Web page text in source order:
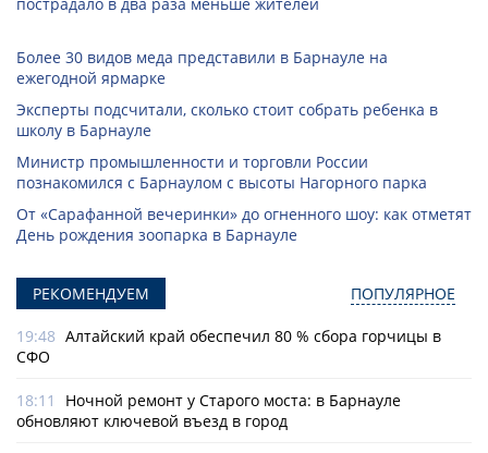
Более 30 видов меда представили в Барнауле на
ежегодной ярмарке
Эксперты подсчитали, сколько стоит собрать ребенка в
школу в Барнауле
Министр промышленности и торговли России
познакомился с Барнаулом с высоты Нагорного парка
От «Сарафанной вечеринки» до огненного шоу: как отметят
День рождения зоопарка в Барнауле
РЕКОМЕНДУЕМ ПОПУЛЯРНОЕ
19:48 Алтайский край обеспечил 80 % сбора горчицы в
СФО
18:11
Ночной ремонт у Старого моста: в Барнауле
обновляют ключевой въезд в город